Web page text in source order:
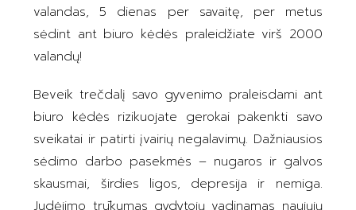
valandas, 5 dienas per savaitę, per metus
sėdint ant biuro kėdės praleidžiate virš 2000
valandų!
Beveik trečdalį savo gyvenimo praleisdami ant
biuro kėdės rizikuojate gerokai pakenkti savo
sveikatai ir patirti įvairių negalavimų. Dažniausios
sėdimo darbo pasekmės – nugaros ir galvos
skausmai, širdies ligos, depresija ir nemiga.
Judėjimo trūkumas gydytojų vadinamas naujųjų